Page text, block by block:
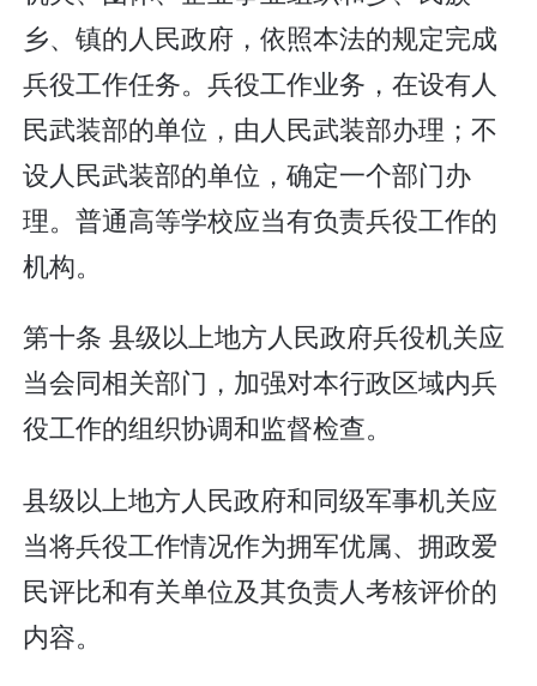
乡、镇的人民政府，依照本法的规定完成
兵役工作任务。兵役工作业务，在设有人
民武装部的单位，由人民武装部办理；不
设人民武装部的单位，确定一个部门办
理。普通高等学校应当有负责兵役工作的
机构。
第十条 县级以上地方人民政府兵役机关应
当会同相关部门，加强对本行政区域内兵
役工作的组织协调和监督检查。
县级以上地方人民政府和同级军事机关应
当将兵役工作情况作为拥军优属、拥政爱
民评比和有关单位及其负责人考核评价的
内容。